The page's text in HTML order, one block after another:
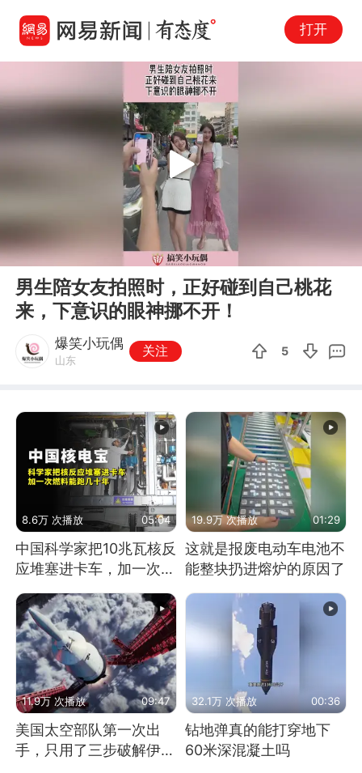
打开
00:00
Play
男生陪女友拍照时，正好碰到自己桃花
来，下意识的眼神挪不开！
爆笑小玩偶
山东
关注 5
8.6万 次播放 05:04
中国科学家把10兆瓦核反
应堆塞进卡车，加一次燃
料能跑几十年
19.9万 次播放 01:29
这就是报废电动车电池不
能整块扔进熔炉的原因了
11.9万 次播放 09:47
美国太空部队第一次出
手，只用了三步破解伊朗
32.1万 次播放 00:36
钻地弹真的能打穿地下
60米深混凝土吗